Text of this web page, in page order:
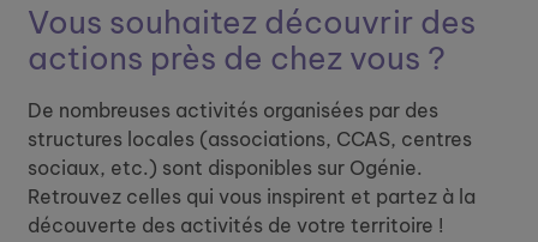
Vous souhaitez découvrir ​ des
actions près de chez vous ?
De nombreuses activités organisées par des
structures locales (associations, CCAS, centres
sociaux, etc.) sont disponibles sur Ogénie.
Retrouvez celles qui vous inspirent et partez à la
découverte des activités de votre territoire !